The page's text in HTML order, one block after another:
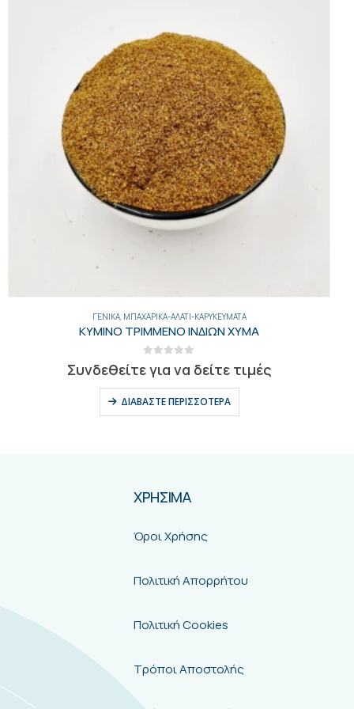
ΓΕΝΙΚΑ, ΜΠΑΧΑΡΙΚΆ-ΑΛΆΤΙ-ΚΑΡΥΚΕΎΜΑΤΑ
ΚΥΜΙΝΟ ΤΡΙΜΜΕΝΟ ΙΝΔΙΩΝ ΧΥΜΑ
Συνδεθείτε για να δείτε τιμές
ΔΙΑΒΆΣΤΕ ΠΕΡΙΣΣΌΤΕΡΑ
ΧΡΗΣΙΜΑ
Όροι Χρήσης
Πολιτική Απορρήτου
Πολιτική Cookies
Τρόποι Αποστολής